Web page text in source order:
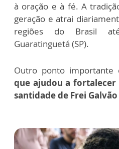
à oração e à fé. A
geração e atrai
regiões do Brasil
Guaratinguetá (SP).
Outro ponto importante
que ajudou a
santidade de Frei Galvão